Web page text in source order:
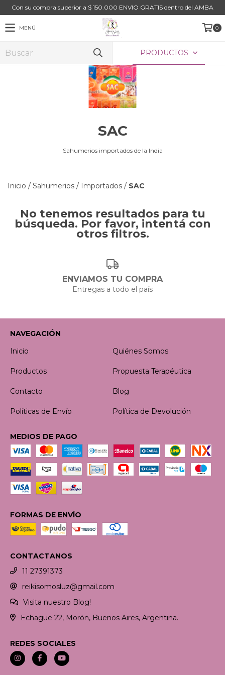
Con su compra superior a $ 150.000 ENVIO GRATIS dentro del AMBA
MENÚ 0
PRODUCTOS
SAC
Sahumerios importados de la India
Inicio / Sahumerios / Importados / SAC
No tenemos resultados para tu
búsqueda. Por favor, intentá con
otros filtros.
ENVIAMOS TU COMPRA
Entregas a todo el país
NAVEGACIÓN
Inicio
Quiénes Somos
Productos Propuesta Terapéutica
Contacto Blog
Políticas de Envío Política de Devolución
MEDIOS DE PAGO
FORMAS DE ENVÍO
CONTACTANOS
11 27391373
reikisomosluz@gmail.com
Visita nuestro Blog!
Echagüe 22, Morón, Buenos Aires, Argentina.
REDES SOCIALES